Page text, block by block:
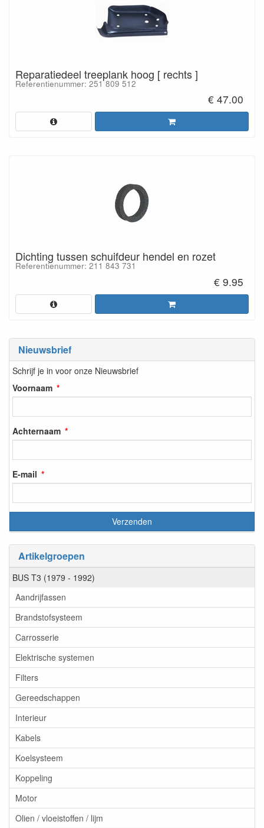
Reparatiedeel treeplank hoog [ rechts ]
Referentienummer: 251 809 512
€ 47.00
Dichting tussen schuifdeur hendel en rozet
Referentienummer: 211 843 731
€ 9.95
Nieuwsbrief
Schrijf je in voor onze Nieuwsbrief
Voornaam
Achternaam
E-mail
Artikelgroepen
BUS T3 (1979 - 1992)
Aandrijfassen
Brandstofsysteem
Carrosserie
Elektrische systemen
Filters
Gereedschappen
Interieur
Kabels
Koelsysteem
Koppeling
Motor
Olien / vloeistoffen / lijm